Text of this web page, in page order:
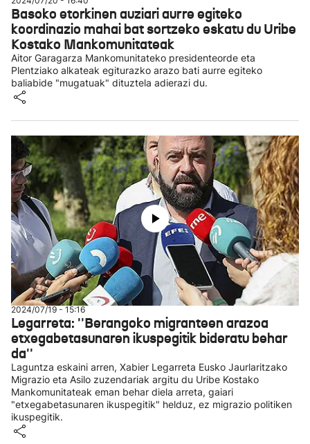
Basoko etorkinen auziari aurre egiteko
koordinazio mahai bat sortzeko eskatu du Uribe
Kostako Mankomunitateak
Aitor Garagarza Mankomunitateko presidenteorde eta
Plentziako alkateak egiturazko arazo bati aurre egiteko
baliabide "mugatuak" dituztela adierazi du.
2024/07/19 - 15:16
Legarreta: ''Berangoko migranteen arazoa
etxegabetasunaren ikuspegitik bideratu behar
da''
Laguntza eskaini arren, Xabier Legarreta Eusko Jaurlaritzako
Migrazio eta Asilo zuzendariak argitu du Uribe Kostako
Mankomunitateak eman behar diela arreta, gaiari
"etxegabetasunaren ikuspegitik" helduz, ez migrazio politiken
ikuspegitik.